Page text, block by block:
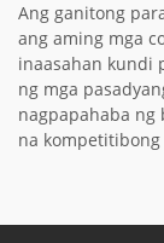
Ang ganitong
ang aming mga
inaasahan kundi
ng mga
nagpapahaba ng
na